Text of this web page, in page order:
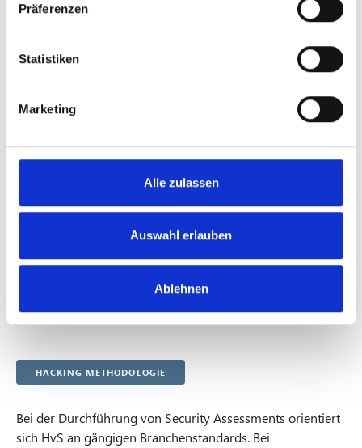
Präferenzen
Statistiken
Marketing
Alle zulassen
Auswahl erlauben
Ablehnen
Kick-Off-Meeting
Threat intelligence (HUMINT / OSINT)
Durchführung des Angriffs mit Hacking, ggf. Vor-
Regelmäßige Status Meetings
Replay Workshop mit dem Blue Team
Management Präsentation
Hacking Methodologie
Bei der Durchführung von Security Assessments orientiert
sich HvS an gängigen Branchenstandards. Bei